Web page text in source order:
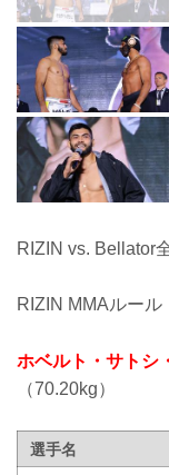
RIZIN vs. Bellator
RIZIN MMAルール
ホベルト・サトシ
（70.20kg）
選手名